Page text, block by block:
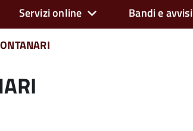
Servizi online Bandi e avvisi